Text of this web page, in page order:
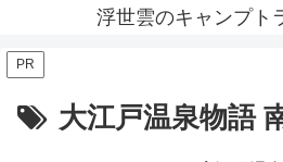
浮世雲のキャンプト
PR
大江戸温泉物語